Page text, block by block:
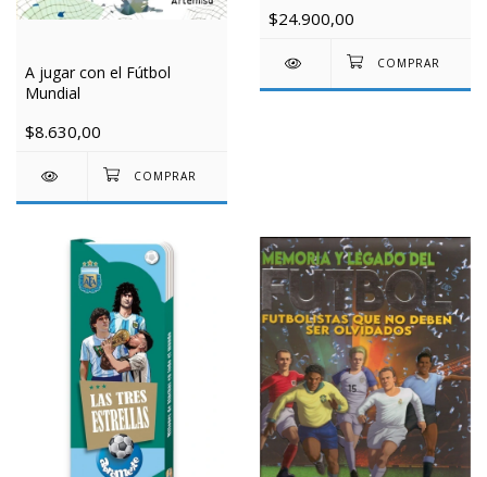
A jugar con el Fútbol
Mundial
$8.630,00
$24.900,00